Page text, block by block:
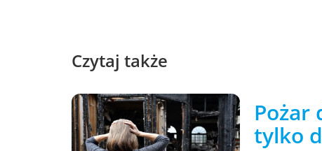
Czytaj także
Pożar
tylko